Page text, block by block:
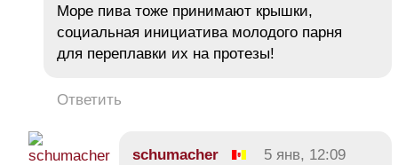
Море пива тоже принимают крышки,
социальная инициатива молодого парня
для переплавки их на протезы!
Ответить
schumacher
5 янв, 12:09